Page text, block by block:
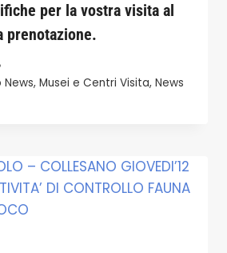
per la vostra visita al
prenotazione.
News, Musei e Centri Visita, News